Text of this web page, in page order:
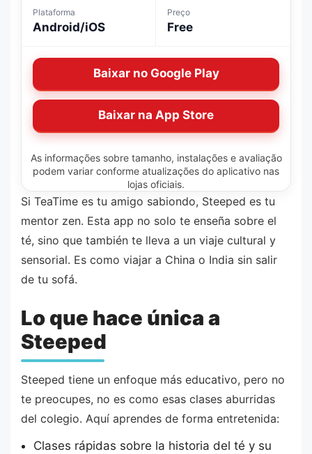
Plataforma
Android/iOS
Preço
Free
Baixar no Google Play
Baixar na App Store
As informações sobre tamanho, instalações e avaliação
podem variar conforme atualizações do aplicativo nas
lojas oficiais.
Si TeaTime es tu amigo sabiondo, Steeped es tu
mentor zen. Esta app no solo te enseña sobre el
té, sino que también te lleva a un viaje cultural y
sensorial. Es como viajar a China o India sin salir
de tu sofá.
Lo que hace única a
Steeped
Steeped tiene un enfoque más educativo, pero no
te preocupes, no es como esas clases aburridas
del colegio. Aquí aprendes de forma entretenida:
Clases rápidas sobre la historia del té y su